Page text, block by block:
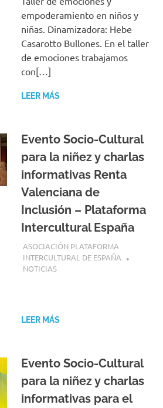
empoderamiento en niños y
niñas. Dinamizadora: Hebe
Casarotto Bullones. En el taller
de emociones trabajamos
con[…]
LEER MÁS
Evento Socio-Cultural
para la niñez y charlas
informativas Renta
Valenciana de
Inclusión – Plataforma
Intercultural España
22 ABRIL, 2018
ASOCIACIÓN PLATAFORMA
INTERCULTURAL DE ESPAÑA
NOTICIAS
LEER MÁS
Evento Socio-Cultural
para la niñez y charlas
informativas para el